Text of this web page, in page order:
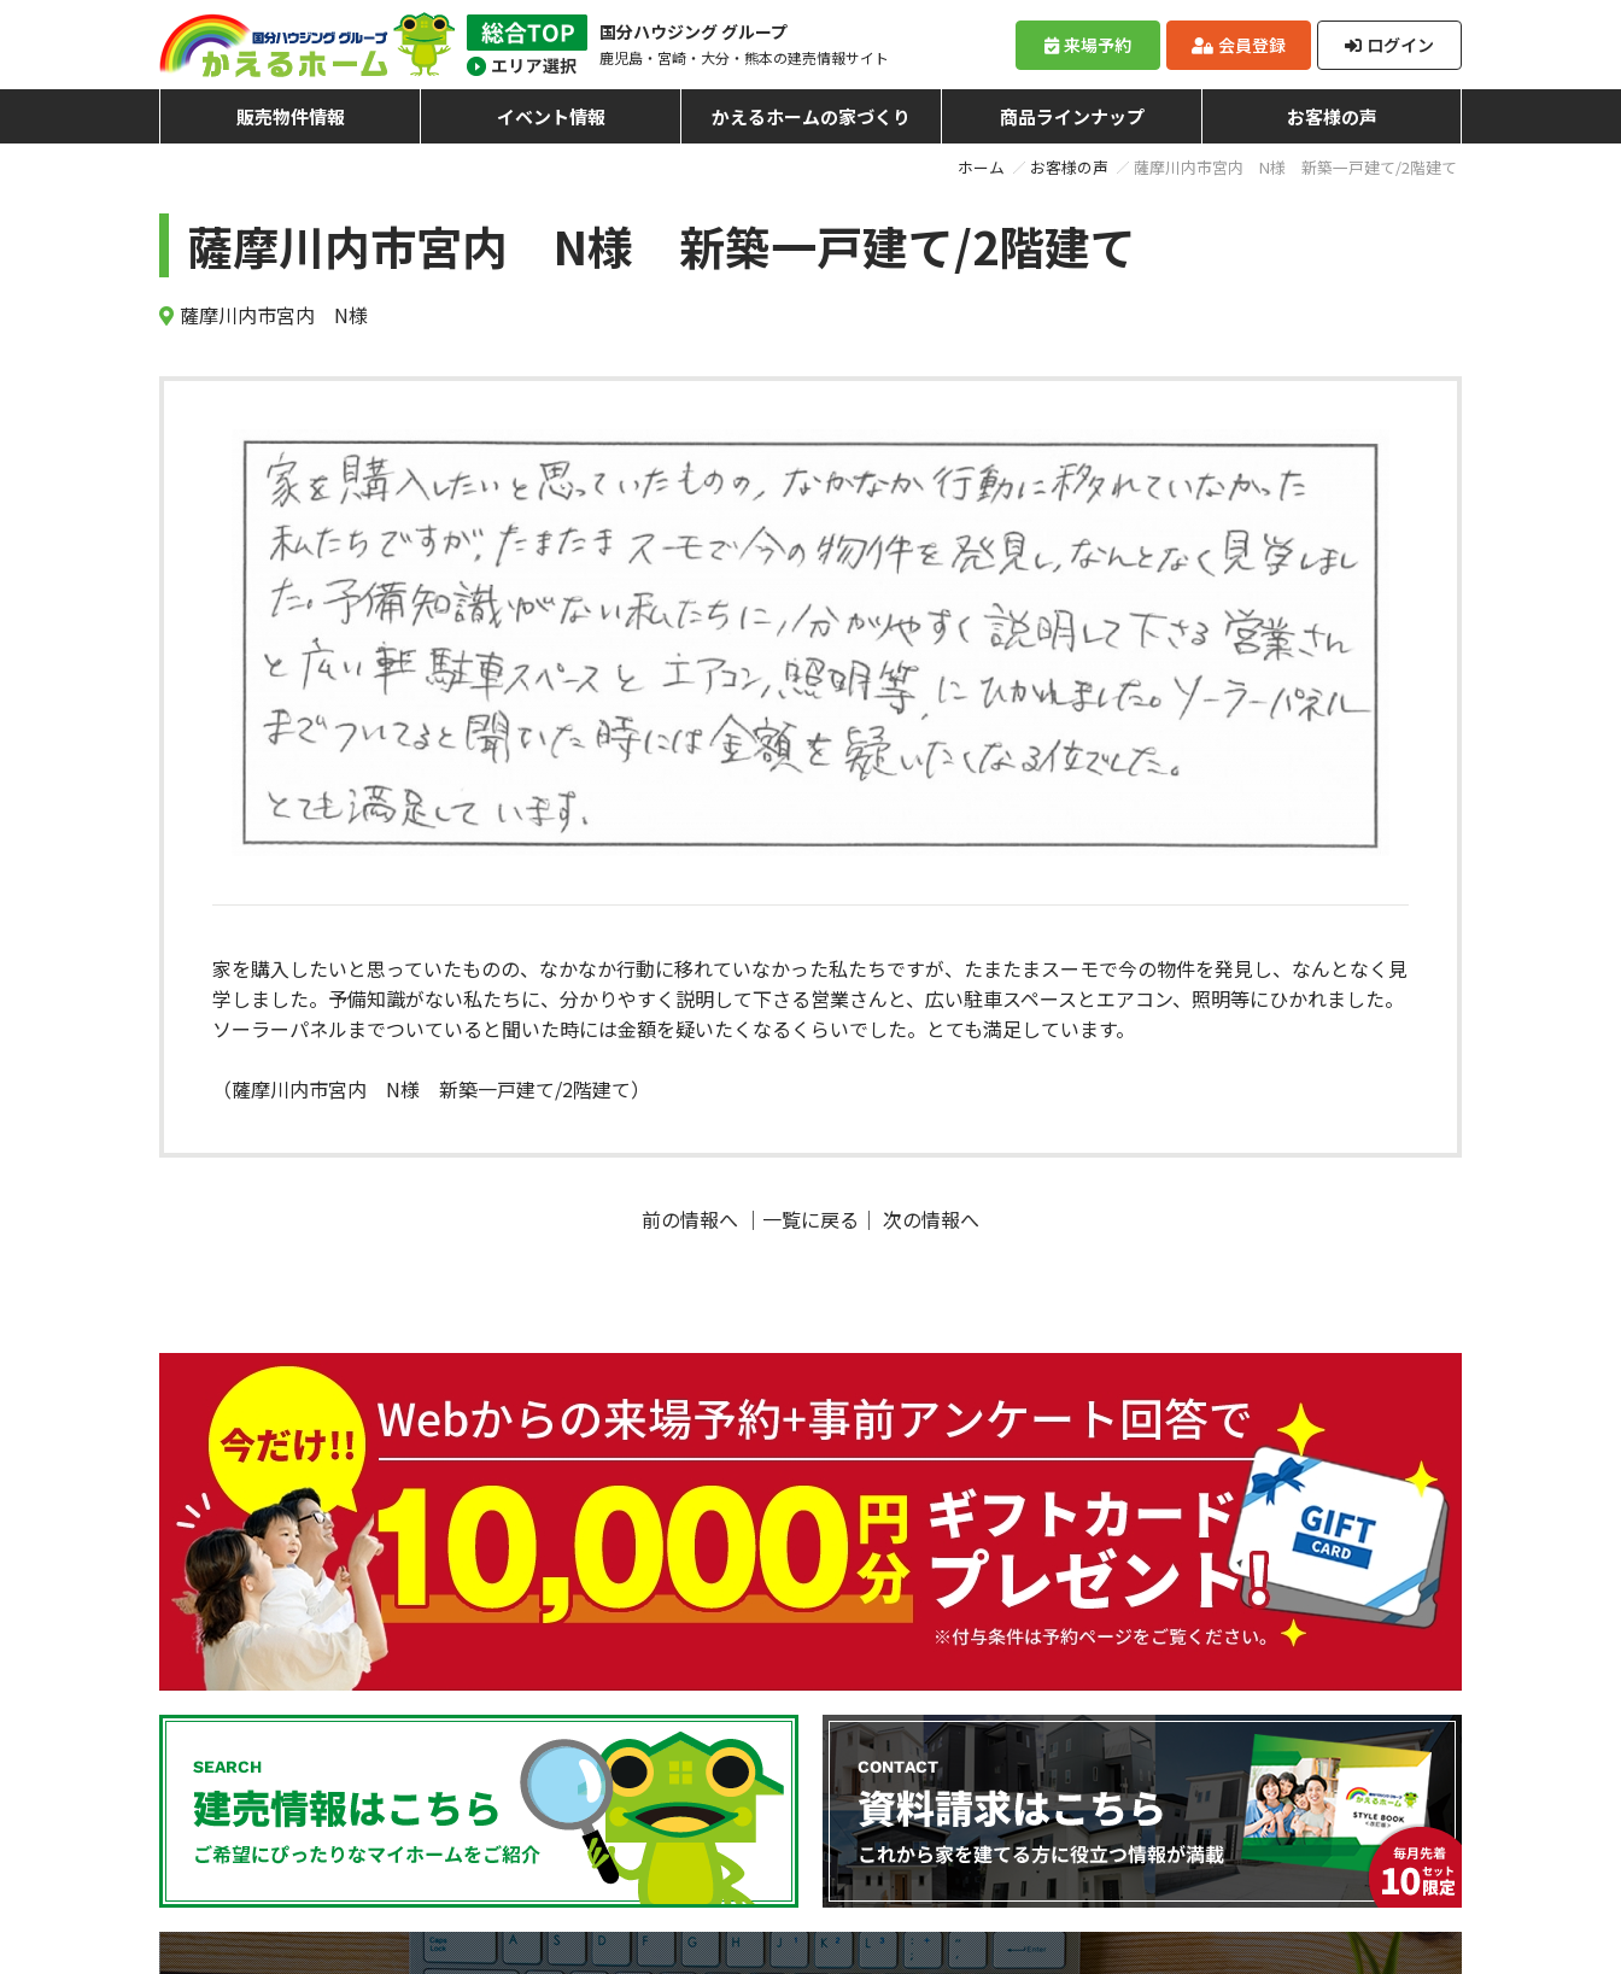
国分ハウジング グループ
鹿児島・宮崎・大分・熊本の建売情報サイト
来場予約 会員登録 ログイン
販売物件情報 イベント情報 かえるホームの家づくり 商品ラインナップ お客様の声
ホーム お客様の声 薩摩川内市宮内 N様 新築一戸建て/2階建て
薩摩川内市宮内 N様 新築一戸建て/2階建て
薩摩川内市宮内 N様
家を購入したいと思っていたものの、なかなか行動に移れていなかった私たちですが、たまたまスーモで今の物件を発見し、なんとなく見
学しました。予備知識がない私たちに、分かりやすく説明して下さる営業さんと、広い駐車スペースとエアコン、照明等にひかれました。
ソーラーパネルまでついていると聞いた時には金額を疑いたくなるくらいでした。とても満足しています。
（薩摩川内市宮内 N様 新築一戸建て/2階建て）
前の情報へ ｜ 一覧に戻る ｜ 次の情報へ